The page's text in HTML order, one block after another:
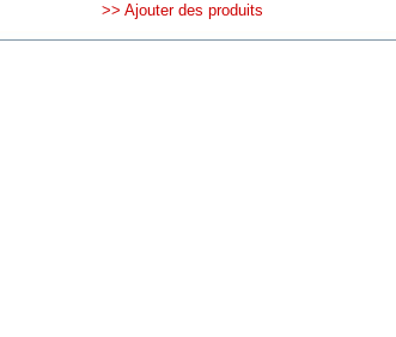
>> Ajouter des produits